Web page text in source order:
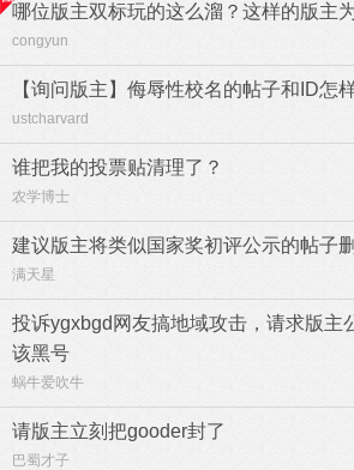
哪位版主双标玩的这么溜？这样的版主
congyun
【询问版主】侮辱性校名的帖子和ID怎
ustcharvard
谁把我的投票贴清理了？
农学博士
建议版主将类似国家奖初评公示的帖子
满天星
投诉ygxbgd网友搞地域攻击，请求版主
该黑号
蜗牛爱吹牛
请版主立刻把gooder封了
巴蜀才子